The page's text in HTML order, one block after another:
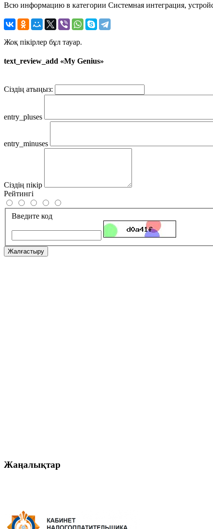
Всю информацию в категории Системная интеграция,
Жоқ пікірлер бұл тауар.
text_review_add «My Genius»
Сіздің атыңыз:
entry_pluses
entry_minuses
Сіздің пікір
Рейтингі
Введите код
Жалғастыру
Жаңалықтар